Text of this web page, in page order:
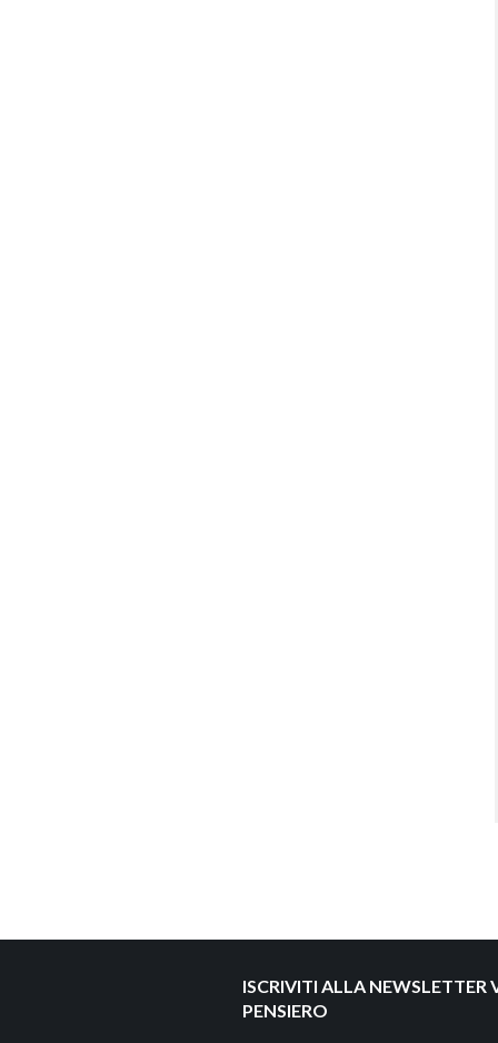
ISCRIVITI ALLA NEWSLETTER
PENSIERO